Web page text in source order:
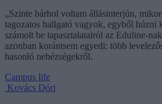
„Szinte bárhol voltam állásinterjún,
tagozatos hallgató vagyok, egyből húzni
számolt be tapasztalatairól az Eduline-
azonban korántsem egyedi: több
hasonló nehézségekről.
Campus life
Kovács Dóri